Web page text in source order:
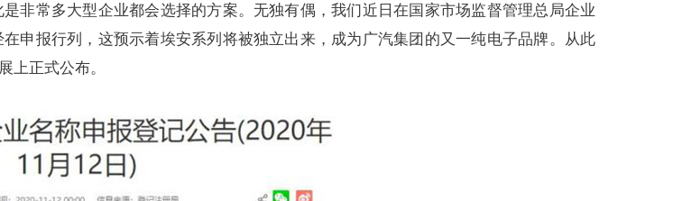
非常多大型企业都会选择的方案。无独有偶，我们近日在国家市场监督管理总局企业
申报行列，这预示着埃安系列将被独立出来，成为广汽集团的又一纯电子品牌。从此
上正式公布。